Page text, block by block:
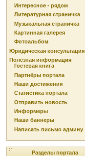
Интересное - рядом
Литературная страничка
Музыкальная страничка
Картинная галерея
Фотоальбом
Юридическая консультация
Полезная информация
Гостевая книга
Партнёры портала
Наши достижения
Статистика портала
Отправить новость
Информеры
Наши баннеры
Написать письмо админу
Разделы портала